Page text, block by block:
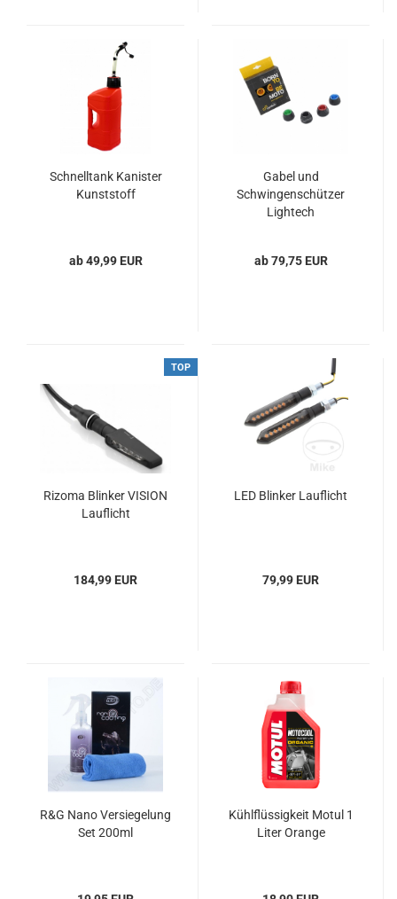
Schnelltank Kanister
Kunststoff
ab 49,99 EUR
Gabel und
Schwingenschützer
Lightech
ab 79,75 EUR
TOP
Rizoma Blinker VISION
Lauflicht
184,99 EUR
LED Blinker Lauflicht
79,99 EUR
R&G Nano Versiegelung
Set 200ml
Kühlflüssigkeit Motul 1
Liter Orange